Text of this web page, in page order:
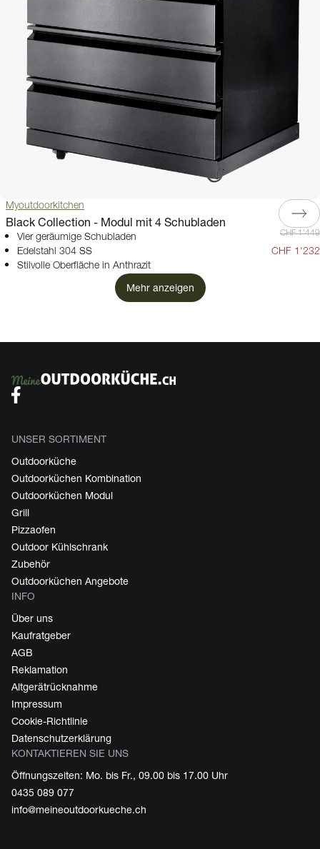
Myoutdoorkitchen
Black Collection - Modul mit 4 Schubladen
Vier geräumige Schubladen
Edelstahl 304 SS
Stilvolle Oberfläche in Anthrazit
CHF 1'449
CHF 1'232
Mehr anzeigen
UNSER SORTIMENT
Outdoorküche
Outdoorküchen Kombination
Outdoorküchen Modul
Grill
Pizzaofen
Outdoor Kühlschrank
Zubehör
Outdoorküchen Angebote
INFO
Über uns
Kaufratgeber
AGB
Reklamation
Altgerätrücknahme
Impressum
Cookie-Richtlinie
Datenschutzerklärung
KONTAKTIEREN SIE UNS
Öffnungszeiten: Mo. bis Fr., 09.00 bis 17.00 Uhr
0435 089 077
info@meineoutdoorkueche.ch